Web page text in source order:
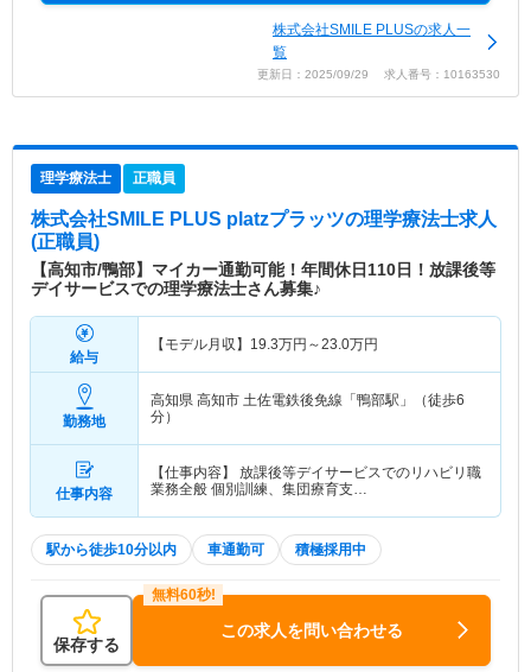
株式会社SMILE PLUSの求人一
覧
更新日：2025/09/29 求人番号：10163530
理学療法士 正職員
株式会社SMILE PLUS platzプラッツの理学療法士求人
(正職員)
【高知市/鴨部】マイカー通勤可能！年間休日110日！放課後等
デイサービスでの理学療法士さん募集♪
給与
【モデル月収】 19.3万円～23.0万円
勤務地
高知県 高知市 土佐電鉄後免線「鴨部駅」（徒歩6
分）
仕事内容
【仕事内容】 放課後等デイサービスでのリハビリ職
業務全般 個別訓練、集団療育支…
駅から徒歩10分以内 車通勤可 積極採用中
保存する
この求人を問い合わせる